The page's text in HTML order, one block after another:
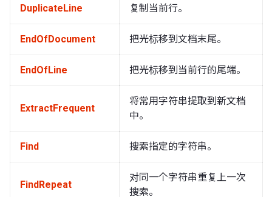
DuplicateLine 复制当前行。
EndOfDocument 把光标移到文档末尾。
EndOfLine 把光标移到当前行的尾端。
ExtractFrequent
将常用字符串提取到新文档
中。
Find 搜索指定的字符串。
FindRepeat
对同一个字符串重复上一次
搜索。